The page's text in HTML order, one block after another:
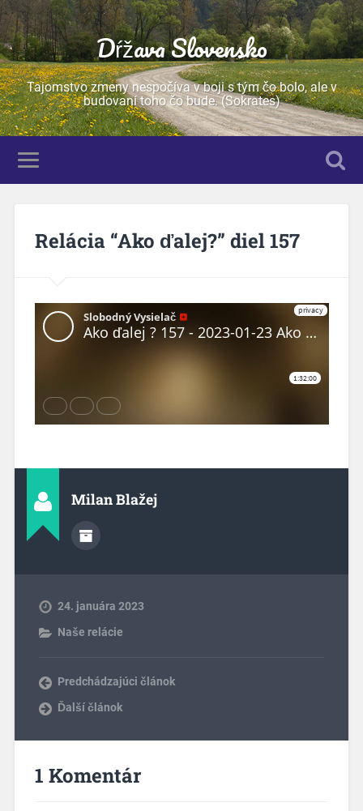
Dŕžava Slovensko
Tajomstvo zmeny nespočíva v boji s tým čo bolo, ale v
budovaní toho čo bude. (Sokrates)
Relácia “Ako ďalej?” diel 157
Milan Blažej
24. januára 2023
Naše relácie
Predchádzajúci článok
Ďalší článok
1 Komentár